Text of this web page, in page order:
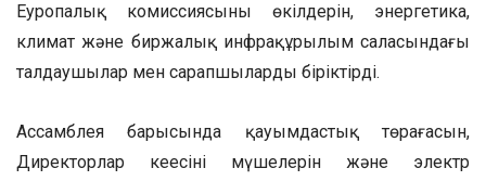
Еуропалық комиссиясының өкілдерін, энергетика,
климат және биржалық инфрақұрылым саласындағы
талдаушылар мен сарапшыларды біріктірді.
Ассамблея барысында қауымдастық төрағасын,
Директорлар кеңесінің мүшелерін және электр